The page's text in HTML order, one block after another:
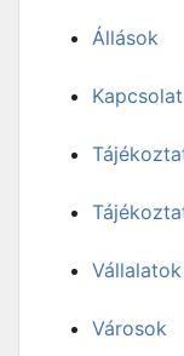
Állások
Kapcsolat
Vállalatok
Városok